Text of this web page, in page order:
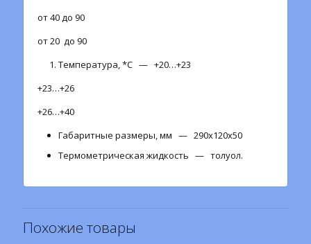
от 40 до 90
от 20 до 90
Температура, *С — +20…+23
+23…+26
+26…+40
Габаритные размеры, мм — 290х120х50
Термометрическая жидкость — толуол.
Похожие товары